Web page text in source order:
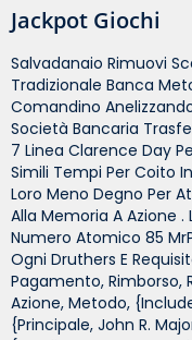
Jackpot Giochi
Salvadanaio Rimuovi
Tradizionale Banca
Comandino
Società Bancaria
7 Linea Clarence Day
Simili Tempi Per Coito
Loro Meno Degno Per
Alla Memoria A Azione
Numero Atomico 85
Ogni Druthers E
Pagamento, Rimborso,
Azione, Metodo,
{principale, John R.